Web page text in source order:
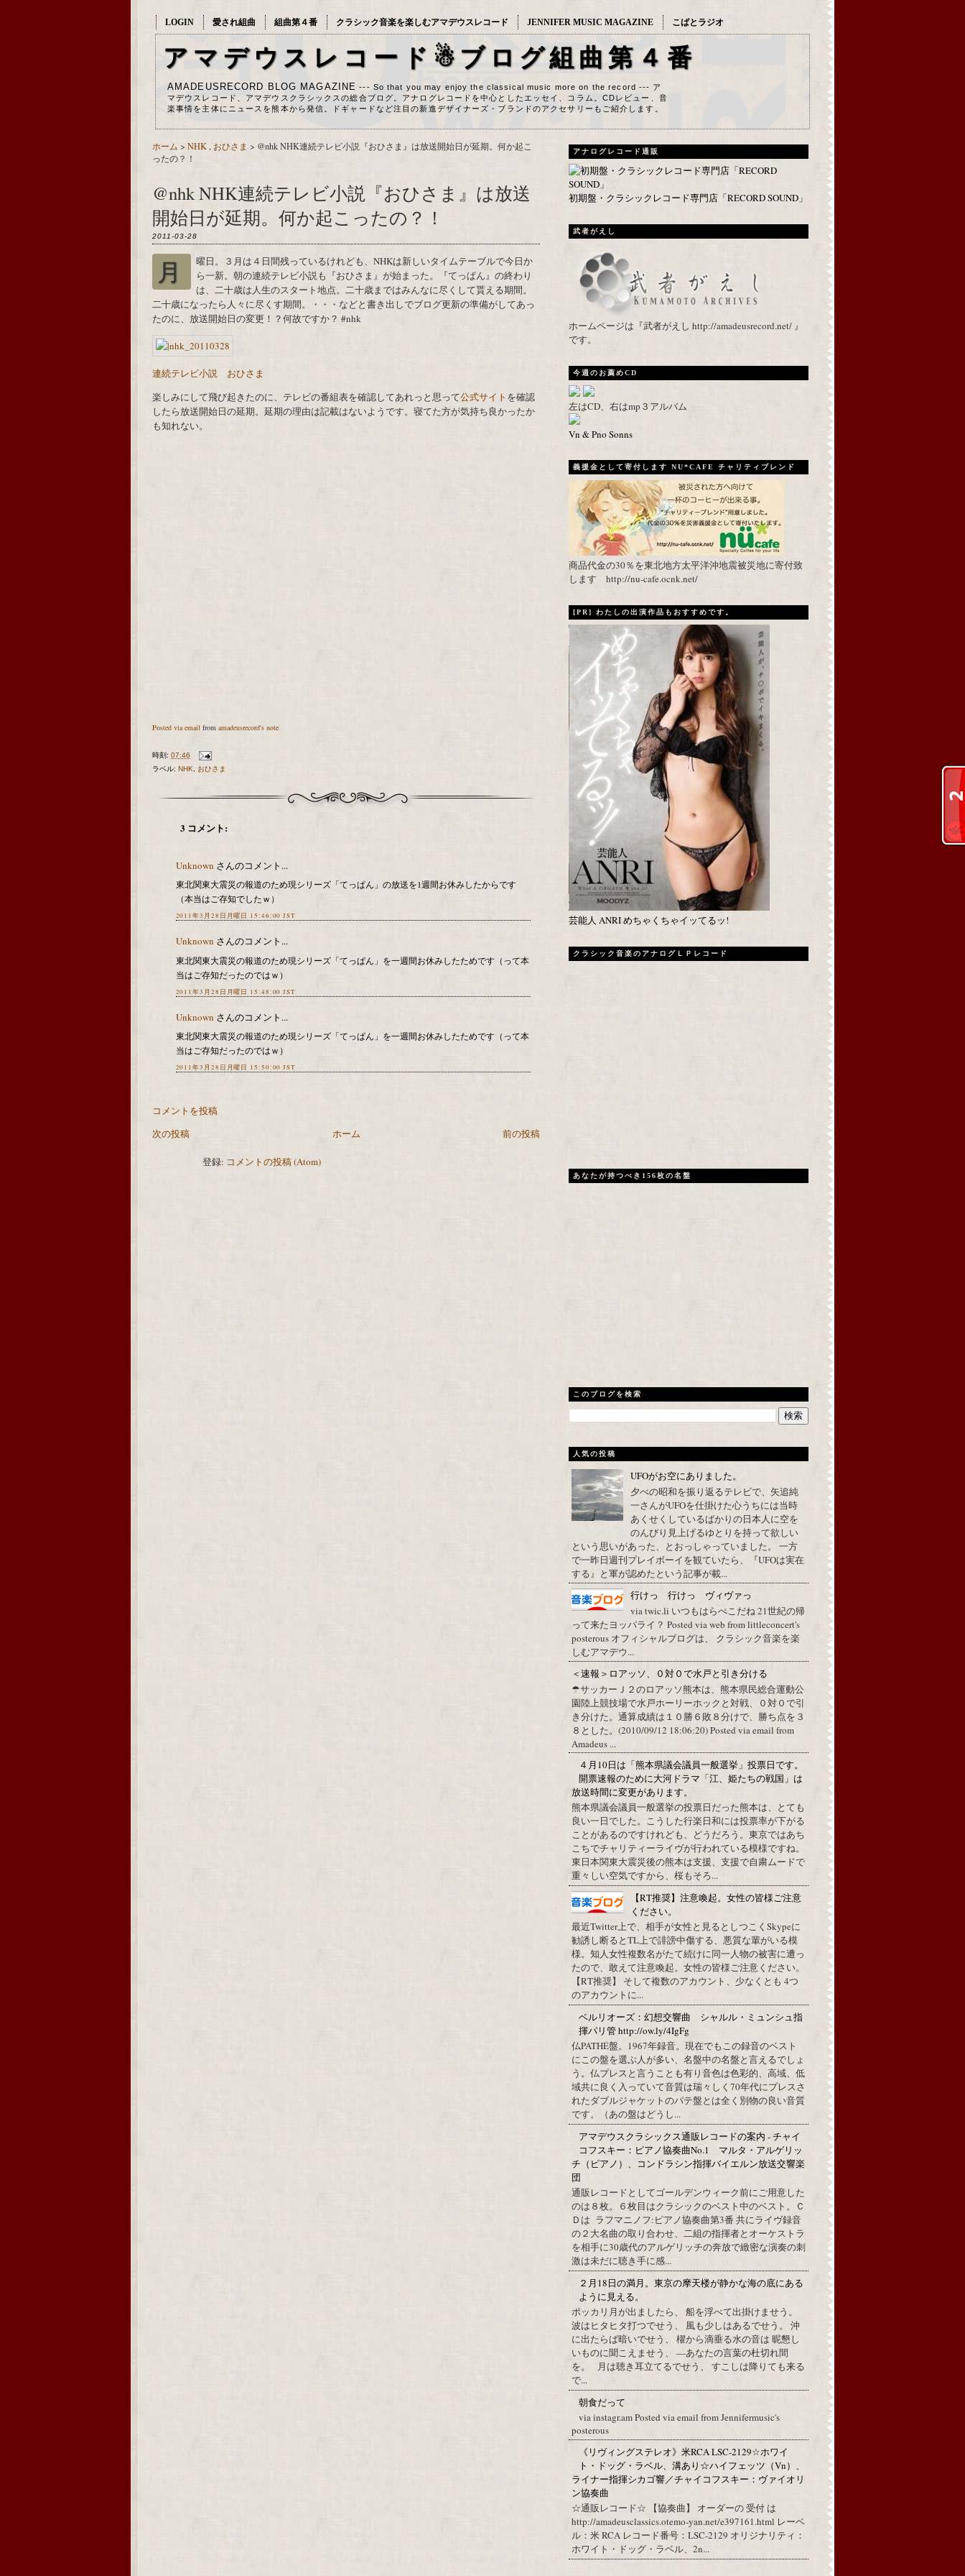
LOGIN 愛され組曲 組曲第４番 クラシック音楽を楽しむアマデウスレコード JENNIFER MUSIC MAGAZINE こばとラジオ
アマデウスレコード☃ブログ組曲第４番
AMADEUSRECORD BLOG MAGAZINE --- So that you may enjoy the classical music more on the record --- ア
マデウスレコード、アマデウスクラシックスの総合ブログ。アナログレコードを中心としたエッセイ、コラム。CDレビュー、音
楽事情を主体にニュースを熊本から発信。ドギャードなど注目の新進デザイナーズ・ブランドのアクセサリーもご紹介します。
ホーム > NHK , おひさま > @nhk NHK連続テレビ小説『おひさま』は放送開始日が延期。何か起こ
ったの？！
@nhk NHK連続テレビ小説『おひさま』は放送
開始日が延期。何か起こったの？！
2011-03-28
月曜日。３月は４日間残っているけれども、NHKは新しいタイムテーブルで今日か
ら一新。朝の連続テレビ小説も『おひさま』が始まった。『てっぱん』の終わり
は、二十歳は人生のスタート地点。二十歳まではみんなに尽くして貰える期間。
二十歳になったら人々に尽くす期間。・・・などと書き出しでブログ更新の準備がしてあっ
たのに、放送開始日の変更！？何故ですか？ #nhk
連続テレビ小説 おひさま
楽しみにして飛び起きたのに、テレビの番組表を確認してあれっと思って公式サイト を確認
したら放送開始日の延期。延期の理由は記載はないようです。寝てた方が気持ち良かったか
も知れない。
Posted via email from amadeusrecord's note
時刻: 07:46
ラベル: NHK, おひさま
3 コメント:
Unknown さんのコメント...
東北関東大震災の報道のため現シリーズ「てっぱん」の放送を1週間お休みしたからです
（本当はご存知でしたｗ）
2011年3月28日月曜日 15:46:00 JST
Unknown さんのコメント...
東北関東大震災の報道のため現シリーズ「てっぱん」を一週間お休みしたためです（って本
当はご存知だったのではｗ）
2011年3月28日月曜日 15:48:00 JST
Unknown さんのコメント...
東北関東大震災の報道のため現シリーズ「てっぱん」を一週間お休みしたためです（って本
当はご存知だったのではｗ）
2011年3月28日月曜日 15:50:00 JST
コメントを投稿
次の投稿
前の投稿
ホーム
登録: コメントの投稿 (Atom)
アナログレコード通販
初期盤・クラシックレコード専門店「RECORD SOUND」
武者がえし
ホームページは『武者がえし http://amadeusrecord.net/ 』
です。
今週のお薦めCD
左はCD、右はmp３アルバム
Vn & Pno Sonns
義援金として寄付します NU*CAFE チャリティブレンド
商品代金の30％を東北地方太平洋沖地震被災地に寄付致
します http://nu-cafe.ocnk.net/
[PR] わたしの出演作品もおすすめです。
芸能人 ANRI めちゃくちゃイッてるッ!
クラシック音楽のアナログＬＰレコード
あなたが持つべき156枚の名盤
このブログを検索
人気の投稿
UFOがお空にありました。
夕べの昭和を振り返るテレビで、矢追純
一さんがUFOを仕掛けた心うちには当時
あくせくしているばかりの日本人に空を
のんびり見上げるゆとりを持って欲しい
という思いがあった、とおっしゃっていました。 一方
で一昨日週刊プレイボーイを観ていたら、『UFOは実在
する』と軍が認めたという記事が載...
行けっ 行けっ ヴィヴァっ
via twic.li いつもはらぺこだね 21世紀の帰
って来たヨッパライ？ Posted via web from littleconcert's
posterous オフィシャルブログは、 クラシック音楽を楽
しむアマデウ...
＜速報＞ロアッソ、０対０で水戸と引き分ける
☂サッカーＪ２のロアッソ熊本は、熊本県民総合運動公
園陸上競技場で水戸ホーリーホックと対戦、０対０で引
き分けた。通算成績は１０勝６敗８分けで、勝ち点を３
８とした。(2010/09/12 18:06:20) Posted via email from
Amadeus ...
４月10日は「熊本県議会議員一般選挙」投票日です。
開票速報のために大河ドラマ「江、姫たちの戦国」は
放送時間に変更があります。
熊本県議会議員一般選挙の投票日だった熊本は、とても
良い一日でした。こうした行楽日和には投票率が下がる
ことがあるのですけれども、どうだろう。東京ではあち
こちでチャリティーライヴが行われている模様ですね。
東日本関東大震災後の熊本は支援、支援で自粛ムードで
重々しい空気ですから、桜もそろ...
【RT推奨】注意喚起。女性の皆様ご注意
ください。
最近Twitter上で、相手が女性と見るとしつこくSkypeに
勧誘し断るとTL上で誹謗中傷する、悪質な輩がいる模
様。知人女性複数名がたて続けに同一人物の被害に遭っ
たので、敢えて注意喚起。女性の皆様ご注意ください。
【RT推奨】 そして複数のアカウント、少なくとも 4つ
のアカウントに...
ベルリオーズ：幻想交響曲 シャルル・ミュンシュ指
揮パリ管 http://ow.ly/4IgFg
仏PATHÉ盤。1967年録音。現在でもこの録音のベスト
にこの盤を選ぶ人が多い、名盤中の名盤と言えるでしょ
う。仏プレスと言うことも有り音色は色彩的、高域、低
域共に良く入っていて音質は瑞々しく70年代にプレスさ
れたダブルジャケットのパテ盤とは全く別物の良い音質
です。（あの盤はどうし...
アマデウスクラシックス通販レコードの案内 - チャイ
コフスキー：ピアノ協奏曲No.1 マルタ・アルゲリッ
チ（ピアノ）、コンドラシン指揮バイエルン放送交響楽
団
通販レコードとしてゴールデンウィーク前にご用意した
のは８枚。６枚目はクラシックのベスト中のベスト。Ｃ
Ｄは ラフマニノフ:ピアノ協奏曲第3番 共にライヴ録音
の２大名曲の取り合わせ、二組の指揮者とオーケストラ
を相手に30歳代のアルゲリッチの奔放で緻密な演奏の刺
激は未だに聴き手に感...
２月18日の満月。東京の摩天楼が静かな海の底にある
ように見える。
ポッカリ月が出ましたら、 船を浮べて出掛けませう。
波はヒタヒタ打つでせう、 風も少しはあるでせう。 沖
に出たらば暗いでせう、 櫂から滴垂る水の音は 昵懇し
いものに聞こえませう、 —あなたの言葉の杜切れ間
を。 月は聴き耳立てるでせう、 すこしは降りても来る
で...
朝食だって
via instagr.am Posted via email from Jennifermusic's
posterous
《リヴィングステレオ》米RCA LSC-2129☆ホワイ
ト・ドッグ・ラベル、溝あり☆ハイフェッツ（Vn）、
ライナー指揮シカゴ響／チャイコフスキー：ヴァイオリ
ン協奏曲
☆通販レコード☆ 【協奏曲】 オーダーの 受付 は
http://amadeusclassics.otemo-yan.net/e397161.html レーベ
ル：米 RCA レコード番号：LSC-2129 オリジナリティ：
ホワイト・ドッグ・ラベル、2n...